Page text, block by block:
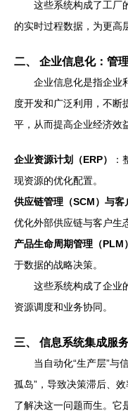
这些系统构成了工厂
的实时过程数据，为更高
二、 企业信息化：管
企业信息化是指企业
度开发和广泛利用，不断
平，从而提高企业经济效
企业资源计划（ERP）
现资源的优化配置。
供应链管理（SCM）与客
优化外部供应链与客户生
产品生命周期管理（PLM
于数据的战略决策。
这些系统构成了企业
资源调度和业务协同。
三、 信息系统集成服
当自动化“生产层”与
孤岛”，导致决策滞后、
了解决这一问题而生。它